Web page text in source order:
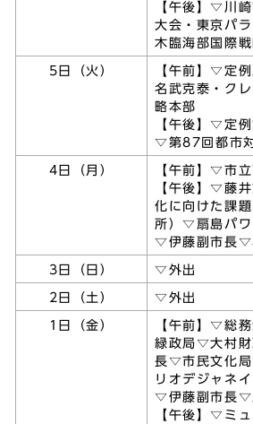
【午後】▽川
大会・東京パ
木臨海部国際
5日（火）
【午前】▽定
名武克泰・ク
略本部
【午後】▽定
▽第87回都市
4日（月）
【午前】▽市
【午後】▽藤
化に向けた課
所）▽扇島パ
▽伊藤副市長▽
3日（日） ▽外出
2日（土） ▽外出
1日（金）
【午前】▽総
緑政局▽大村
長▽市民文化局
リオデジャネ
▽伊藤副市長▽
【午後】▽ミ